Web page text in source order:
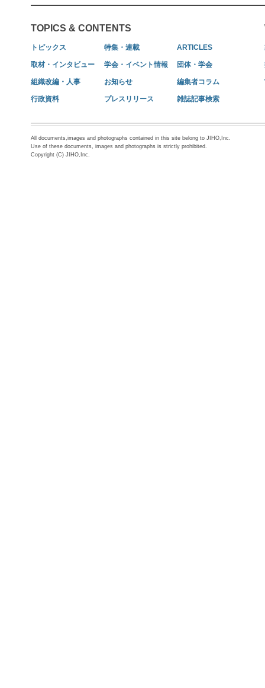
TOPICS & CONTENTS
トピックス 特集・連載 ARTICLES
取材・インタビュー 学会・イベント情報 団体・学会
組織改編・人事 お知らせ 編集者コラム
行政資料 プレスリリース 雑誌記事検索
All documents,images and photographs contained in this site belong to JIHO,Inc.
Use of these documents, images and photographs is strictly prohibited.
Copyright (C) JIHO,Inc.